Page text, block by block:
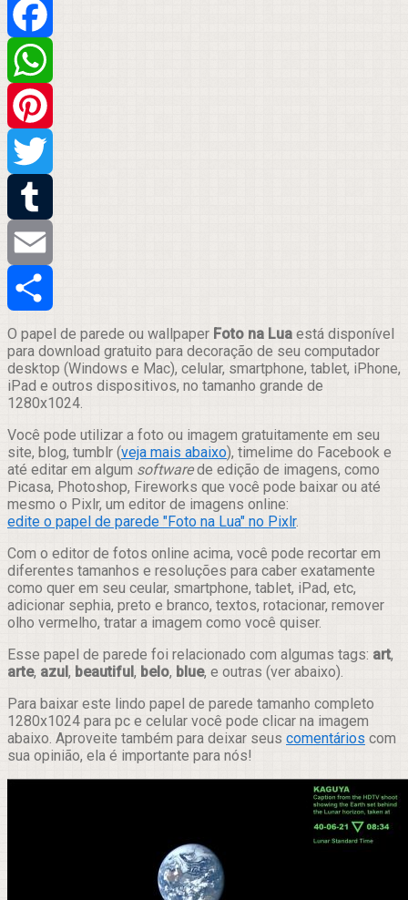
Facebook
WhatsApp
Pinterest
Twitter
Tumblr
Email
Compartilhar
O papel de parede ou wallpaper Foto na Lua está disponível
para download gratuito para decoração de seu computador
desktop (Windows e Mac), celular, smartphone, tablet, iPhone,
iPad e outros dispositivos, no tamanho grande de
1280x1024.
Você pode utilizar a foto ou imagem gratuitamente em seu
site, blog, tumblr (veja mais abaixo), timelime do Facebook e
até editar em algum softwarede edição de imagens, como
Picasa, Photoshop, Fireworks que você pode baixar ou até
mesmo o Pixlr, um editor de imagens online:
edite o papel de parede "Foto na Lua" no Pixlr.
Com o editor de fotos online acima, você pode recortar em
diferentes tamanhos e resoluções para caber exatamente
como quer em seu ceular, smartphone, tablet, iPad, etc,
adicionar sephia, preto e branco, textos, rotacionar, remover
olho vermelho, tratar a imagem como você quiser.
Esse papel de parede foi relacionado com algumas tags: art,
arte, azul, beautiful, belo, blue, e outras (ver abaixo).
Para baixar este lindo papel de parede tamanho completo
1280x1024 para pc e celular você pode clicar na imagem
abaixo. Aproveite também para deixar seus comentários com
sua opinião, ela é importante para nós!